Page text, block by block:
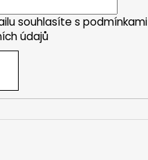
souhlasíte s podmínkami
údajů